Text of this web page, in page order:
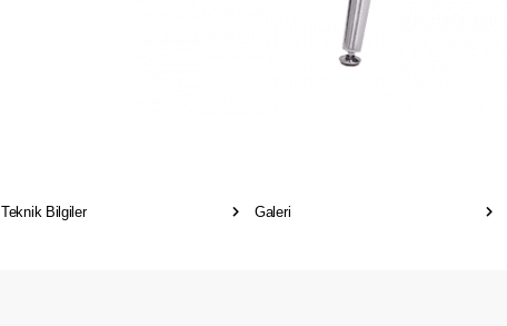
Teknik Bilgiler Galeri